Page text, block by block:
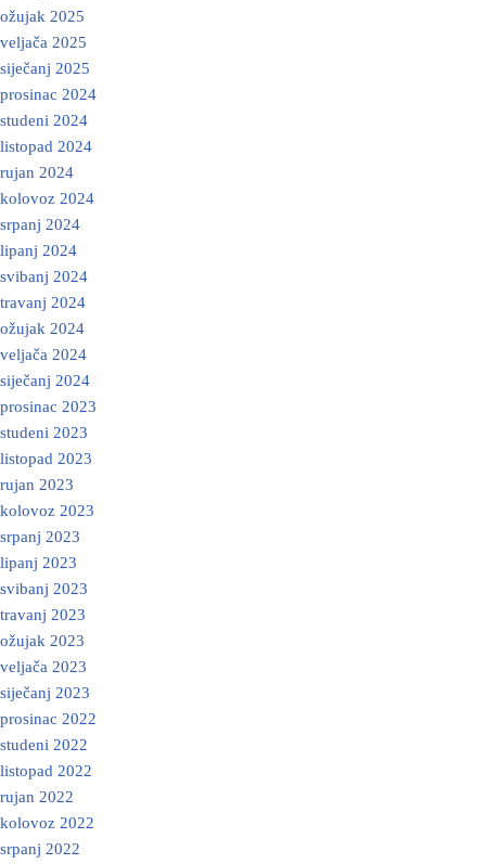
ožujak 2025
veljača 2025
siječanj 2025
prosinac 2024
studeni 2024
listopad 2024
rujan 2024
kolovoz 2024
srpanj 2024
lipanj 2024
svibanj 2024
travanj 2024
ožujak 2024
veljača 2024
siječanj 2024
prosinac 2023
studeni 2023
listopad 2023
rujan 2023
kolovoz 2023
srpanj 2023
lipanj 2023
svibanj 2023
travanj 2023
ožujak 2023
veljača 2023
siječanj 2023
prosinac 2022
studeni 2022
listopad 2022
rujan 2022
kolovoz 2022
srpanj 2022